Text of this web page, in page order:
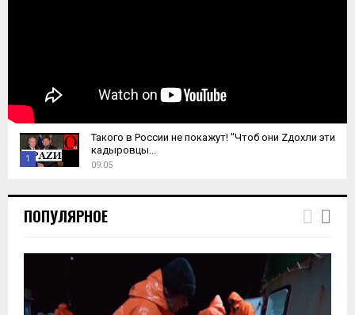
1
h
u
Такого в России не покажут! "Чтоб они Zдохли эти
кадыровцы...
09:05
ПОПУЛЯРНОЕ